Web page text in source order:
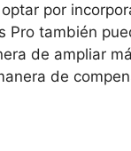
por
Pro también
de ampliar
de